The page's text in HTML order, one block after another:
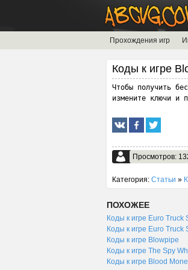
Прохождения игр
Коды к игре
Чтобы получить
измените ключи и
Просмотров:
Категория: Статьи »
ПОХОЖЕЕ
Коды к игре Euro Truck
Коды к игре Euro Truck
Коды к игре Blowpipe
Коды к игре The Spy
Коды к игре Blood